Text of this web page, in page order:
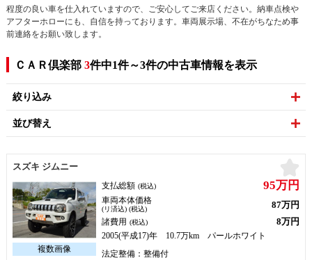
程度の良い車を仕入れていますので、ご安心してご来店ください。納車点検や
アフターホローにも、自信を持っております。車両展示場、不在がちなため事
前連絡をお願い致します。
ＣＡＲ倶楽部3件中1件～3件の中古車情報を表示
絞り込み
並び替え
スズキ ジムニー
支払総額 (税込) 95万円
車両本体価格
(リ済込) (税込) 87万円
諸費用 (税込) 8万円
2005(平成17)年 10.7万km パールホワイト
法定整備：整備付